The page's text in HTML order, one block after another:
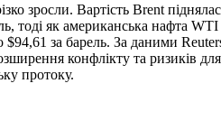
зросли. Вартість Brent
тоді як американська нафта WTI
за барель. За даними
конфлікту та ризиків для
протоку.